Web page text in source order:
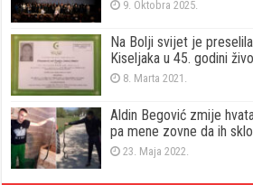
9. Oktobra 2025.
Na Bolji svijet je
Kiseljaka u 45. godini
8. Marta 2021.
Aldin Begović zmije
pa mene zovne da ih
23. Maja 2022.